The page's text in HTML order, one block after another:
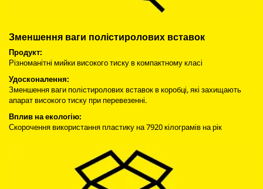
Зменшення ваги полістиролових вставок
Продукт:
Різноманітні мийки високого тиску в компактному класі
Удосконалення:
Зменшення ваги полістиролових вставок в коробці, які захищають
апарат високого тиску при перевезенні.
Вплив на екологію:
Скорочення використання пластику на 7920 кілограмів на рік